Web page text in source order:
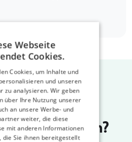
Kunden?
Webseite
Cookies.
Cookies, um Inhalte und
und unseren
zu analysieren. Wir geben
über Ihre Nutzung unserer
an unsere Werbe- und
weiter, die diese
mit anderen Informationen
die Sie ihnen bereitgestellt